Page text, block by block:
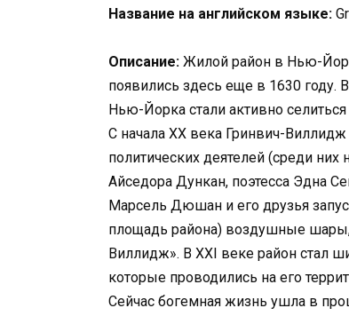
Название на английском языке:
Описание: Жилой район в Нью-
появились здесь еще в 1630 году.
Нью-Йорка стали активно
С начала XX века Гринвич-
политических деятелей (среди
Айседора Дункан, поэтесса Эдна
Марсель Дюшан и его друзья
площадь района) воздушные
Виллидж». В XXI веке район стал
которые проводились на его
Сейчас богемная жизнь ушла в